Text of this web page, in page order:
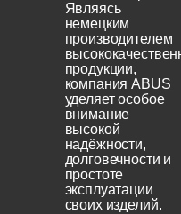
Являясь
немецким
производителем
продукции,
компания ABUS
уделяет особое
внимание
высокой
надёжности,
долговечности и
простоте
эксплуатации
своих изделий.